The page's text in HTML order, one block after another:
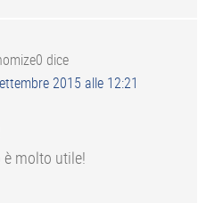
dice
2015 alle 12:21
molto utile!